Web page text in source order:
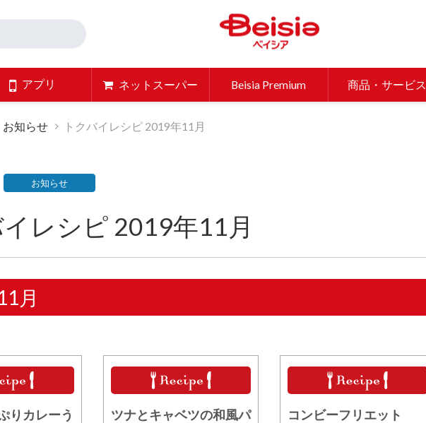
アプリ ネットスーパー Beisia Premium 商品・サービス
お知らせ トクバイレシピ 2019年11月
お知らせ
イレシピ 2019年11月
月
りカレーう
ツナとキャベツの和風パ
コンビーフリエット